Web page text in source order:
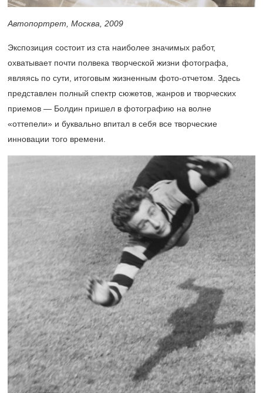
Автопортрет, Москва, 2009
Экспозиция состоит из ста наиболее значимых работ,
охватывает почти полвека творческой жизни фотографа,
являясь по сути, итоговым жизненным фото-отчетом. Здесь
представлен полный спектр сюжетов, жанров и творческих
приемов — Болдин пришел в фотографию на волне
«оттепели» и буквально впитал в себя все творческие
инновации того времени.